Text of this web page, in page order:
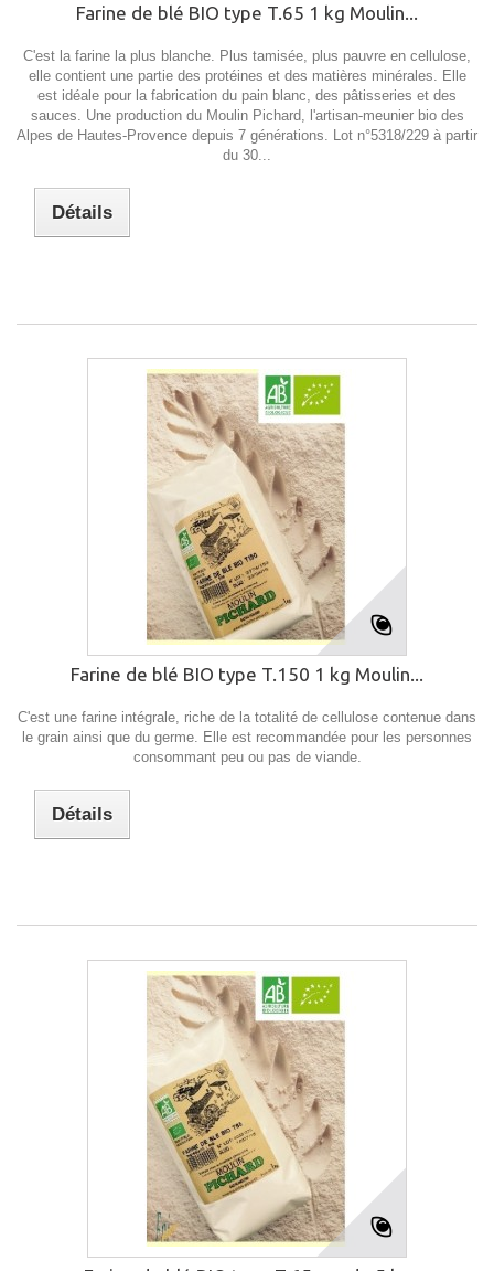
Farine de blé BIO type T.65 1 kg Moulin...
C'est la farine la plus blanche. Plus tamisée, plus pauvre en cellulose,
elle contient une partie des protéines et des matières minérales. Elle
est idéale pour la fabrication du pain blanc, des pâtisseries et des
sauces. Une production du Moulin Pichard, l'artisan-meunier bio des
Alpes de Hautes-Provence depuis 7 générations. Lot n°5318/229 à partir
du 30...
Détails
Farine de blé BIO type T.150 1 kg Moulin...
C'est une farine intégrale, riche de la totalité de cellulose contenue dans
le grain ainsi que du germe. Elle est recommandée pour les personnes
consommant peu ou pas de viande.
Détails